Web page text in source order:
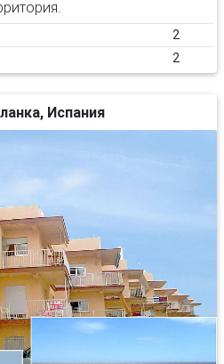
2
2
Испания